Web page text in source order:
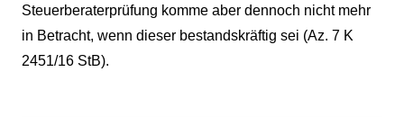
Steuerberaterprüfung komme aber dennoch nicht mehr
in Betracht, wenn dieser bestandskräftig sei (Az. 7 K
2451/16 StB).